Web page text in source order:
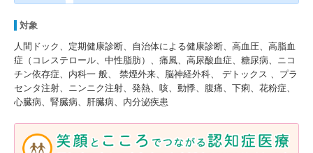
対象
人間ドック、定期健康診断、自治体による健康診断、高血圧、高脂血
症（コレステロール、中性脂肪）、痛風、高尿酸血症、糖尿病、ニコ
チン依存症、内科一 般、 禁煙外来、脳神経外科、 デトックス 、プラ
センタ注射、ニンニク注射、発熱、咳、動悸、腹痛、下痢、花粉症、
心臓病、腎臓病、肝臓病、内分泌疾患